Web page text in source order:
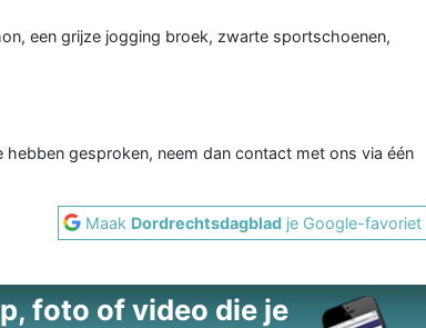
een grijze jogging broek, zwarte sportschoenen,
gesproken, neem dan contact met ons via één
Maak Dordrechtsdagblad je Google-favoriet
foto of video die je